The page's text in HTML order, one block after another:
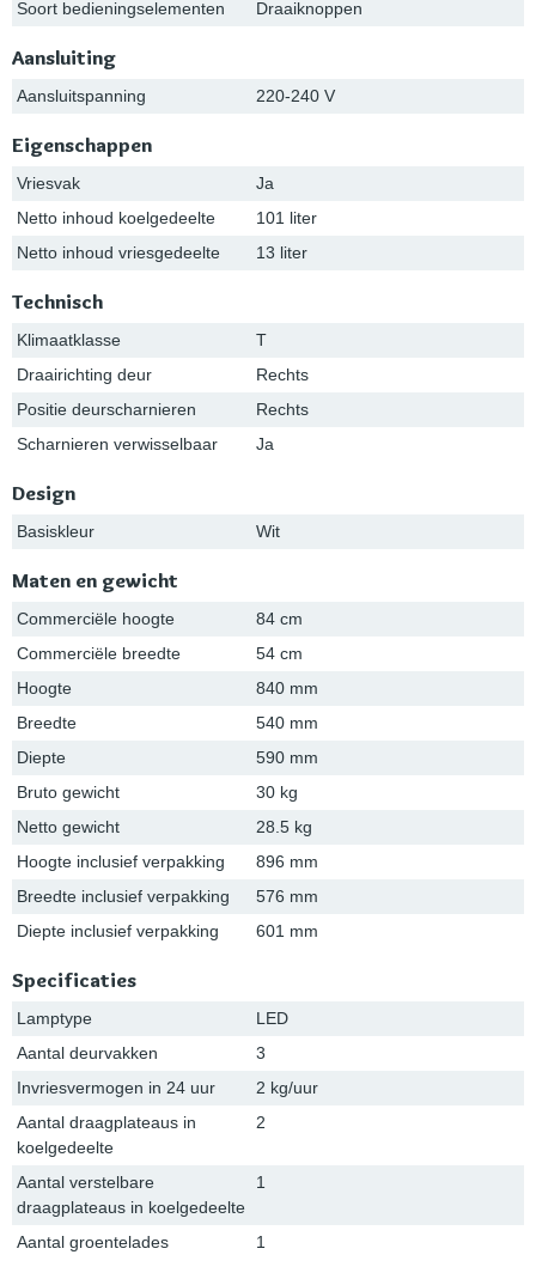
Soort bedieningselementen Draaiknoppen
Aansluiting
Aansluitspanning 220-240 V
Eigenschappen
Vriesvak
Ja
Netto inhoud koelgedeelte
101 liter
Netto inhoud vriesgedeelte
13 liter
Technisch
Klimaatklasse
T
Draairichting deur
Rechts
Positie deurscharnieren
Rechts
Scharnieren verwisselbaar
Ja
Design
Basiskleur Wit
Maten en gewicht
Commerciële hoogte
84 cm
Commerciële breedte
54 cm
Hoogte
840 mm
Breedte
540 mm
Diepte
590 mm
Bruto gewicht
30 kg
Netto gewicht
28.5 kg
Hoogte inclusief verpakking
896 mm
Breedte inclusief verpakking
576 mm
Diepte inclusief verpakking
601 mm
Specificaties
Lamptype
LED
Aantal deurvakken
3
Invriesvermogen in 24 uur
2 kg/uur
Aantal draagplateaus in
koelgedeelte
2
Aantal verstelbare
draagplateaus in koelgedeelte
1
Aantal groentelades 1